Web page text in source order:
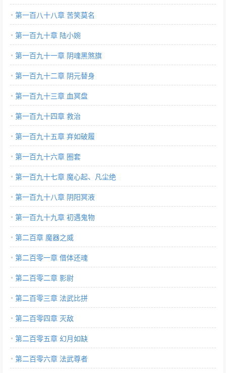
第一百八十八章 苦笑莫名
第一百九十章 陆小婉
第一百九十一章 阴魂黑煞旗
第一百九十二章 阴元替身
第一百九十三章 血冥盘
第一百九十四章 救治
第一百九十五章 弃如破履
第一百九十六章 圈套
第一百九十七章 魔心起、凡尘绝
第一百九十八章 阴阳冥液
第一百九十九章 初遇鬼物
第二百章 魔器之威
第二百零一章 借体还魂
第二百零二章 影尉
第二百零三章 法武比拼
第二百零四章 灭敌
第二百零五章 幻月如缺
第二百零六章 法武尊者